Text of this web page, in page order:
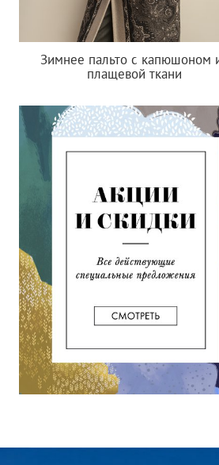
Зимнее пальто с капюшоном
плащевой ткани